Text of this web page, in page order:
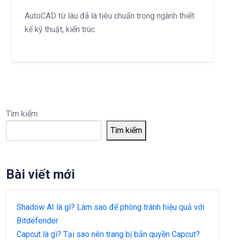
AutoCAD từ lâu đã là tiêu chuẩn trong ngành thiết
kế kỹ thuật, kiến trúc
Tìm kiếm
Tìm kiếm
Bài viết mới
Shadow AI là gì? Làm sao để phòng tránh hiệu quả với
Bitdefender
Capcut là gì? Tại sao nên trang bị bản quyền Capcut?